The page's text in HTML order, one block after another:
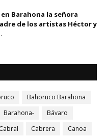
en Barahona la señora
de los artistas Héctor y
Bahoruco Barahona
Barahona-
Bávaro
Cabral Cabrera
Canoa